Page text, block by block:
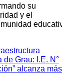
su
y el